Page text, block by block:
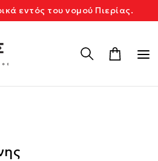
εντός του νομού Πιερίας.